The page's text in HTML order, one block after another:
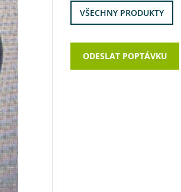
VŠECHNY PRODUKTY
ODESLAT POPTÁVKU